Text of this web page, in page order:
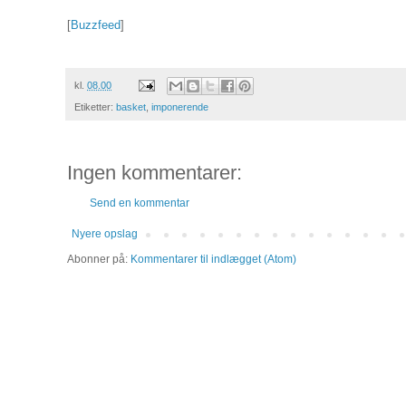
[Buzzfeed]
kl. 08.00
Etiketter: basket imponerende
Ingen kommentarer:
Send en kommentar
Nyere opslag
Abonner på: Kommentarer til indlægget (Atom)